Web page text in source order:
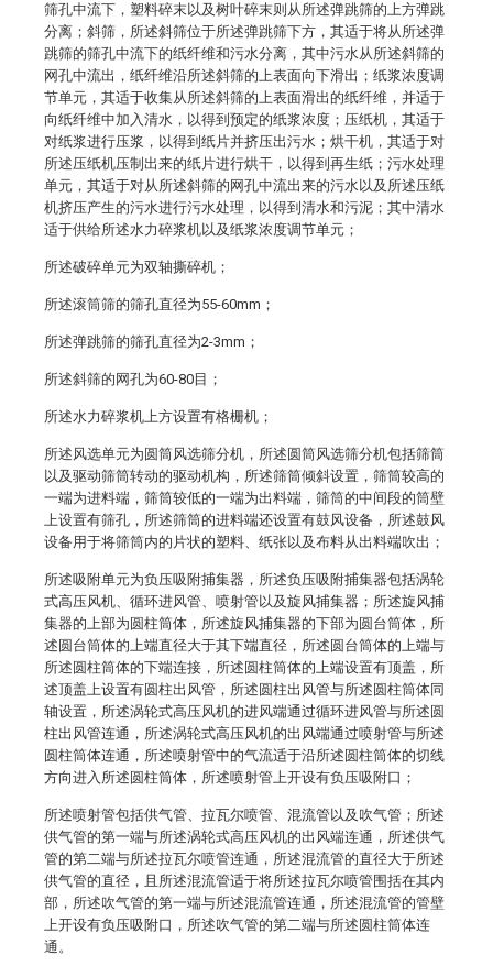
筛孔中流下，塑料碎末以及树叶碎末则从所述弹跳筛的上方弹跳
分离；斜筛，所述斜筛位于所述弹跳筛下方，其适于将从所述弹
跳筛的筛孔中流下的纸纤维和污水分离，其中污水从所述斜筛的
网孔中流出，纸纤维沿所述斜筛的上表面向下滑出；纸浆浓度调
节单元，其适于收集从所述斜筛的上表面滑出的纸纤维，并适于
向纸纤维中加入清水，以得到预定的纸浆浓度；压纸机，其适于
对纸浆进行压浆，以得到纸片并挤压出污水；烘干机，其适于对
所述压纸机压制出来的纸片进行烘干，以得到再生纸；污水处理
单元，其适于对从所述斜筛的网孔中流出来的污水以及所述压纸
机挤压产生的污水进行污水处理，以得到清水和污泥；其中清水
适于供给所述水力碎浆机以及纸浆浓度调节单元；
所述破碎单元为双轴撕碎机；
所述滚筒筛的筛孔直径为55-60mm；
所述弹跳筛的筛孔直径为2-3mm；
所述斜筛的网孔为60-80目；
所述水力碎浆机上方设置有格栅机；
所述风选单元为圆筒风选筛分机，所述圆筒风选筛分机包括筛筒
以及驱动筛筒转动的驱动机构，所述筛筒倾斜设置，筛筒较高的
一端为进料端，筛筒较低的一端为出料端，筛筒的中间段的筒壁
上设置有筛孔，所述筛筒的进料端还设置有鼓风设备，所述鼓风
设备用于将筛筒内的片状的塑料、纸张以及布料从出料端吹出；
所述吸附单元为负压吸附捕集器，所述负压吸附捕集器包括涡轮
式高压风机、循环进风管、喷射管以及旋风捕集器；所述旋风捕
集器的上部为圆柱筒体，所述旋风捕集器的下部为圆台筒体，所
述圆台筒体的上端直径大于其下端直径，所述圆台筒体的上端与
所述圆柱筒体的下端连接，所述圆柱筒体的上端设置有顶盖，所
述顶盖上设置有圆柱出风管，所述圆柱出风管与所述圆柱筒体同
轴设置，所述涡轮式高压风机的进风端通过循环进风管与所述圆
柱出风管连通，所述涡轮式高压风机的出风端通过喷射管与所述
圆柱筒体连通，所述喷射管中的气流适于沿所述圆柱筒体的切线
方向进入所述圆柱筒体，所述喷射管上开设有负压吸附口；
所述喷射管包括供气管、拉瓦尔喷管、混流管以及吹气管；所述
供气管的第一端与所述涡轮式高压风机的出风端连通，所述供气
管的第二端与所述拉瓦尔喷管连通，所述混流管的直径大于所述
供气管的直径，且所述混流管适于将所述拉瓦尔喷管围括在其内
部，所述吹气管的第一端与所述混流管连通，所述混流管的管壁
上开设有负压吸附口，所述吹气管的第二端与所述圆柱筒体连
通。